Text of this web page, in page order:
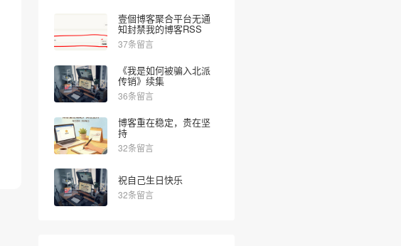
壹個博客聚合平台无通
知封禁我的博客RSS
37条留言
《我是如何被骗入北派
传销》续集
36条留言
博客重在稳定，贵在坚
持
32条留言
祝自己生日快乐
32条留言